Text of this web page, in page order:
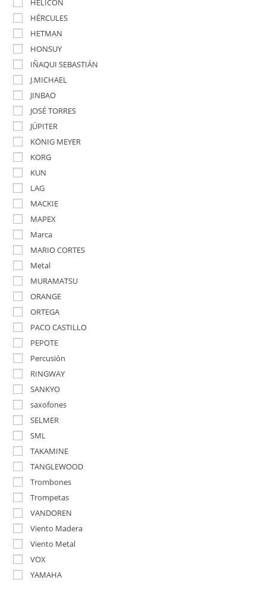
HELICON
HÉRCULES
HETMAN
HONSUY
IÑAQUI SEBASTIÁN
J.MICHAEL
JINBAO
JOSÉ TORRES
JÚPITER
KÖNIG MEYER
KORG
KUN
LAG
MACKIE
MAPEX
Marca
MARIO CORTES
Metal
MURAMATSU
ORANGE
ORTEGA
PACO CASTILLO
PEPOTE
Percusión
RINGWAY
SANKYO
saxofones
SELMER
SML
TAKAMINE
TANGLEWOOD
Trombones
Trompetas
VANDOREN
Viento Madera
Viento Metal
VOX
YAMAHA